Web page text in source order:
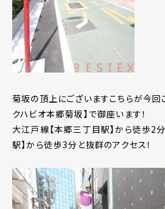
菊坂の頂上にございますこちらが今回
クハビオ本郷菊坂】で御座います！
大江戸線【本郷三丁目駅】から徒歩2
駅】から徒歩3分と抜群のアクセス！